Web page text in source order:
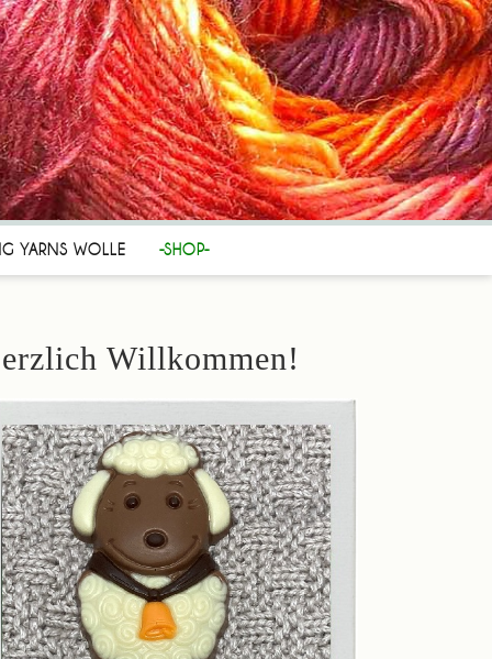
YARNS WOLLE -SHOP-
Willkommen!